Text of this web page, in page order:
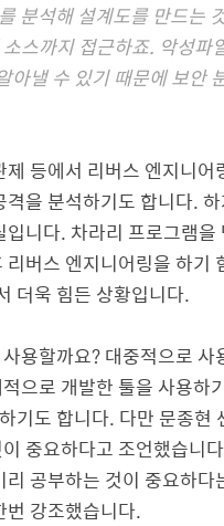
분석해 설계도를 만드는
스까지 접근하죠. 악성
아낼 수 있기 때문에 보안
등에서 리버스 엔지니
을 분석하기도 합니다.
니다. 차라리 프로그램
버스 엔지니어링을 하기
더욱 힘든 상황입니다.
용할까요? 대중적으로
으로 개발한 툴을 사용하
기도 합니다. 다만 문종현
중요하다고 조언했습니
공부하는 것이 중요하
번 강조했습니다.